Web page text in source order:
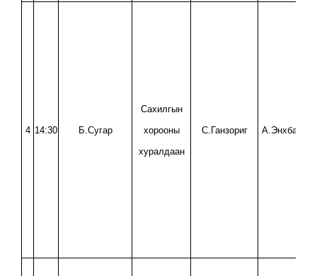
4 14:30 Б.Сугар
Сахилгын
хорооны
хуралдаан
С.Ганзориг